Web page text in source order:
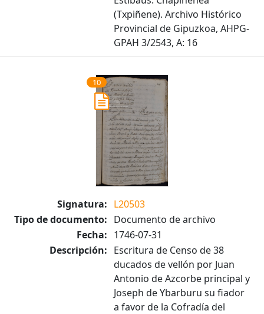
(Txpiñene). Archivo Histórico
Provincial de Gipuzkoa, AHPG-
GPAH 3/2543, A: 16
10
Signatura: L20503
Tipo de documento: Documento de archivo
Fecha: 1746-07-31
Descripción: Escritura de Censo de 38
ducados de vellón por Juan
Antonio de Azcorbe principal y
Joseph de Ybarburu su fiador
a favor de la Cofradía del